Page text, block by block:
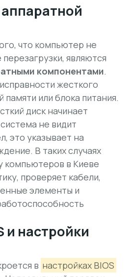
что компьютер не
являются
компонентами.
жесткого
памяти или блока питания.
диск начинает
не видит
это указывает на
В таких случаях
компьютеров в Киеве
проверяет кабели,
элементы и
и настройки
в настройках BIOS